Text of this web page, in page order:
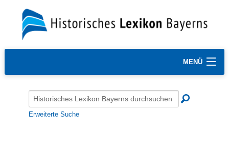
MENÜ
Erweiterte Suche